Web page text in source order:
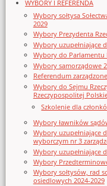
WYBORY I REFERENDA
Wybory sołtysa
2029
Wybory Prezydenta
Wybory uzupełniające
Wybory do Parlamentu
Wybory samorządowe
Referendum
Wybory do Sejmu
Rzeczypospolitej
Szkolenie dla
Wybory ławników
Wybory uzupełniające
wyborczym nr 3
Wybory uzupełniające
Wybory
Wybory sołtysów, rad
osiedlowych 2024-2029